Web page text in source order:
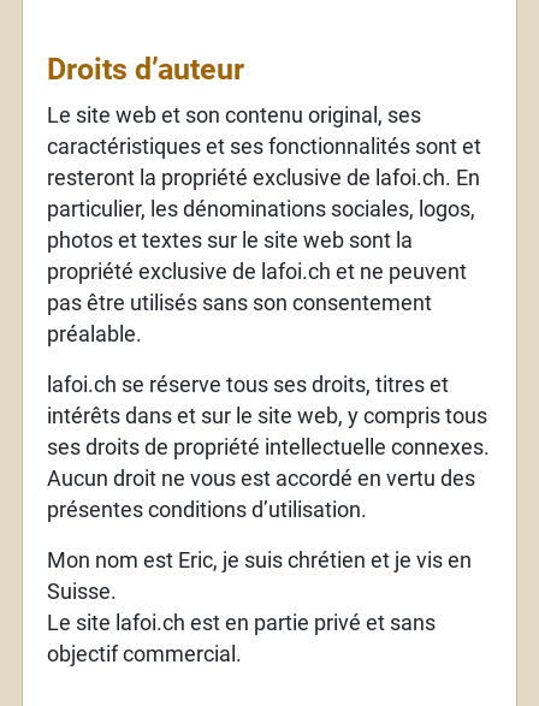
Droits d’auteur
Le site web et son contenu original, ses
caractéristiques et ses fonctionnalités sont et
resteront la propriété exclusive de lafoi.ch. En
particulier, les dénominations sociales, logos,
photos et textes sur le site web sont la
propriété exclusive de lafoi.ch et ne peuvent
pas être utilisés sans son consentement
préalable.
lafoi.ch se réserve tous ses droits, titres et
intérêts dans et sur le site web, y compris tous
ses droits de propriété intellectuelle connexes.
Aucun droit ne vous est accordé en vertu des
présentes conditions d’utilisation.
Mon nom est Eric, je suis chrétien et je vis en
Suisse.
Le site lafoi.ch est en partie privé et sans
objectif commercial.